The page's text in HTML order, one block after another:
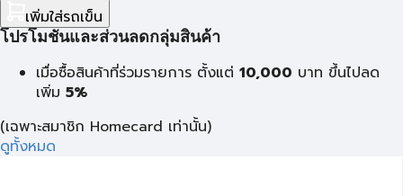
เพิ่มใส่รถเข็น
โปรโมชั่นและส่วนลดกลุ่มสินค้า
เมื่อซื้อสินค้าที่ร่วมรายการ ตั้งแต่ 10,000 บาท ขึ้นไปลด
เพิ่ม 5%
(เฉพาะสมาชิก Homecard เท่านั้น)
ดูทั้งหมด